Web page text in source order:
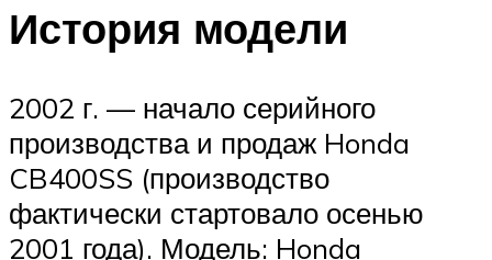
История модели
2002 г. — начало серийного
производства и продаж Honda
CB400SS (производство
фактически стартовало осенью
2001 года). Модель: Honda